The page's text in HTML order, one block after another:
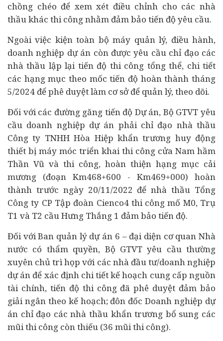
chồng chéo để xem xét điều chỉnh cho các nhà
thầu khác thi công nhằm đảm bảo tiến độ yêu cầu.
Ngoài việc kiện toàn bộ máy quản lý, điều hành,
doanh nghiệp dự án còn được yêu cầu chỉ đạo các
nhà thầu lập lại tiến độ thi công tổng thể, chi tiết
các hạng mục theo mốc tiến độ hoàn thành tháng
5/2024 để phê duyệt làm cơ sở để quản lý, theo dõi.
Đối với các đường găng tiến độ Dự án, Bộ GTVT yêu
cầu doanh nghiệp dự án phải chỉ đạo nhà thầu
Công ty TNHH Hòa Hiệp khẩn trương huy động
thiết bị máy móc triển khai thi công cửa Nam hầm
Thần Vũ và thi công, hoàn thiện hạng mục cải
mương (đoạn Km468+600 - Km469+000) hoàn
thành trước ngày 20/11/2022 để nhà thầu Tổng
Công ty CP Tập đoàn Cienco4 thi công mố M0, Trụ
T1 và T2 cầu Hưng Thắng 1 đảm bảo tiến độ.
Đối với Ban quản lý dự án 6 – đại diện cơ quan Nhà
nước có thẩm quyền, Bộ GTVT yêu cầu thường
xuyên chủ trì họp với các nhà đầu tư/doanh nghiệp
dự án để xác định chi tiết kế hoạch cung cấp nguồn
tài chính, tiến độ thi công đã phê duyệt đảm bảo
giải ngân theo kế hoạch; đôn đốc Doanh nghiệp dự
án chỉ đạo các nhà thầu khẩn trương bổ sung các
mũi thi công còn thiếu (36 mũi thi công).